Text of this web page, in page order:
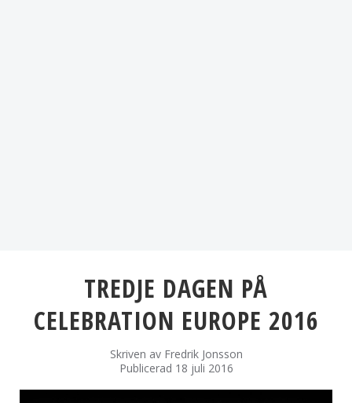
TREDJE DAGEN PÅ
CELEBRATION EUROPE 2016
Skriven av Fredrik Jonsson
Publicerad 18 juli 2016